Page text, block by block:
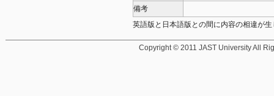
備考
英語版と日本語版との間に内容の相違が